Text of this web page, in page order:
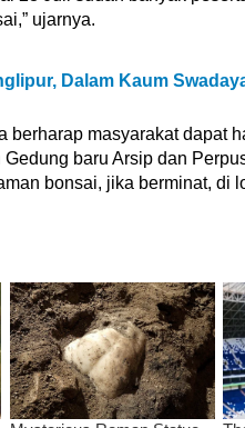
ujarnya.
Dalam Kaum
berharap masyarakat dapat
baru Arsip dan
bonsai, jika berminat, di